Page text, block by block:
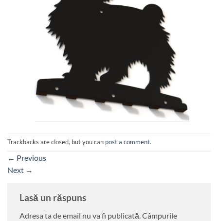
Trackbacks are closed, but you can post a comment.
← Previous
Next →
Lasă un răspuns
Adresa ta de email nu va fi publicată.Câmpurile